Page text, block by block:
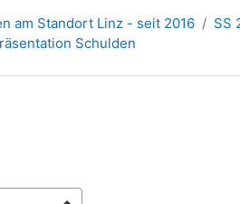
am Standort Linz - seit 2016
SS
Schulden